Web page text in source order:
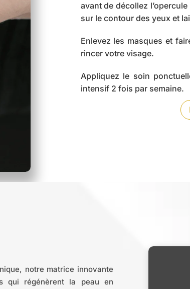
avant de décollez
sur le contour des yeux et
Enlevez les masques et
rincer votre visage.
Appliquez le soin
intensif 2 fois par semaine.
notre matrice innovante
qui régénèrent la peau en